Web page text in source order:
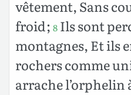
vêtement, Sans
froid ; 8 Ils sont
montagnes, Et ils
rochers comme
arrache l’orphelin